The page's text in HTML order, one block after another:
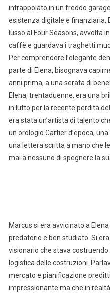
intrappolato in un freddo
esistenza digitale e finanziaria,
lusso al Four Seasons, avvolta
caffè e guardava i traghetti
Per comprendere l’elegante
parte di Elena, bisognava
anni prima, a una serata di
Elena, trentaduenne, era una
in lutto per la recente perdita
era stata un’artista di talento
un orologio Cartier d’epoca,
una lettera scritta a mano che
mai a nessuno di spegnere la
Marcus si era avvicinato a
predatorio e ben studiato. Si
visionario che stava
logistica delle costruzioni.
mercato e pianificazione
impressionante ma che in